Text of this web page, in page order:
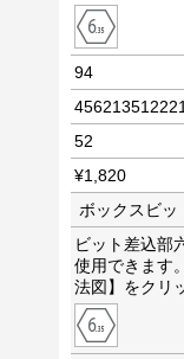
94
52
¥1,820
ボックスビッ
ビット差込部
使用できます
法図】をクリ